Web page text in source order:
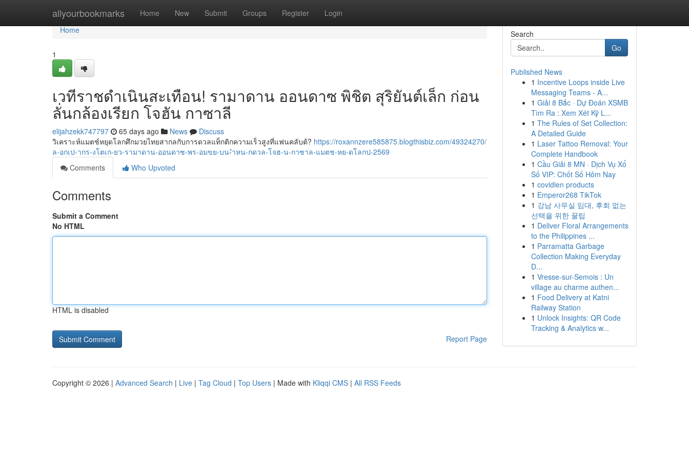
allyourbookmarks Home New Submit Groups Register Login
Home
Home
1
เวทีราชดำเนินสะเทือน! รามาดาน ออนดาซ พิชิต สุริยันต์เล็ก ก่อน
ลั่นกล้องเรียก โจฮัน กาซาลี
elijahzekk747797 65 days ago News
Discuss
วิเคราะห์แมตช์หยุดโลกศึกมวยไทยสากลกับการดวลแท็กติกความเร็วสูงที่แฟนคลับต้? https://roxannzere585875.blogthisbiz.com/49324270/
ล-อกเป-ากร-งโตเก-ยว-รามาดาน-ออนดาซ-พร-อมขย-บน-ำหน-กดวล-โจฮ-น-กาซาล-แมตช-หย-ดโลกป-2569
Comments
Who Upvoted
Comments
Submit a Comment
No HTML
HTML is disabled
Report Page
Search
Go
Published News
1 Incentive Loops inside Live
Messaging Teams - A...
1 Giải 8 Bắc · Dự Đoán XSMB
Tìm Ra : Xem Xét Kỹ L...
1 The Rules of Set Collection:
A Detailed Guide
1 Laser Tattoo Removal: Your
Complete Handbook
1 Cầu Giải 8 MN · Dịch Vụ Xổ
Số VIP: Chốt Số Hôm Nay
1 covidien products
1 Emperor268 TikTok
1 강남 사무실 임대, 후회 없는
선택을 위한 꿀팁
1 Deliver Floral Arrangements
to the Philippines ...
1 Parramatta Garbage
Collection Making Everyday
D...
1 Vresse-sur-Semois : Un
village au charme authen...
1 Food Delivery at Katni
Railway Station
1 Unlock Insights: QR Code
Tracking & Analytics w...
Copyright © 2026 | Advanced Search | Live | Tag Cloud | Top Users | Made with Kliqqi CMS | All RSS Feeds